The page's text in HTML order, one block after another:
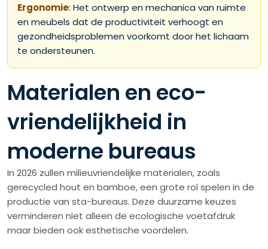
Ergonomie: Het ontwerp en mechanica van ruimte
en meubels dat de productiviteit verhoogt en
gezondheidsproblemen voorkomt door het lichaam
te ondersteunen.
Materialen en eco-
vriendelijkheid in
moderne bureaus
In 2026 zullen milieuvriendelijke materialen, zoals
gerecycled hout en bamboe, een grote rol spelen in de
productie van sta-bureaus. Deze duurzame keuzes
verminderen niet alleen de ecologische voetafdruk
maar bieden ook esthetische voordelen.